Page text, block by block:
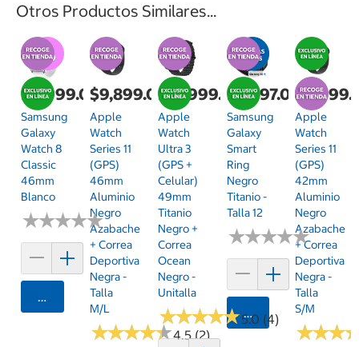
Otros Productos Similares...
$6,999.00
Samsung
Galaxy
Watch 8
Classic
46mm
Blanco
★★★★★
★★★★★
Agregar
$9,899.00
Apple
Watch
Series 11
(GPS)
46mm
Aluminio
Negro
Azabache
+ Correa
Deportiva
Negra -
Talla
M/L
★★★★★
★★★★★4.5 (2)
$18,999.00
Apple
Watch
Ultra 3
(GPS +
Celular)
49mm
Titanio
Negro +
Correa
Ocean
Negro -
Unitalla
★★★★★
★★★★★5.0 (4)
$3,497.00
Samsung
Galaxy
Smart
Ring
Negro
Titanio -
Talla 12
★★★★★
★★★★★
Agregar
Apple
Watch
Series 11
(GPS)
42mm
Aluminio
Negro
Azabache
+ Correa
Deportiva
Negra -
Talla
S/M
★★★
★★★